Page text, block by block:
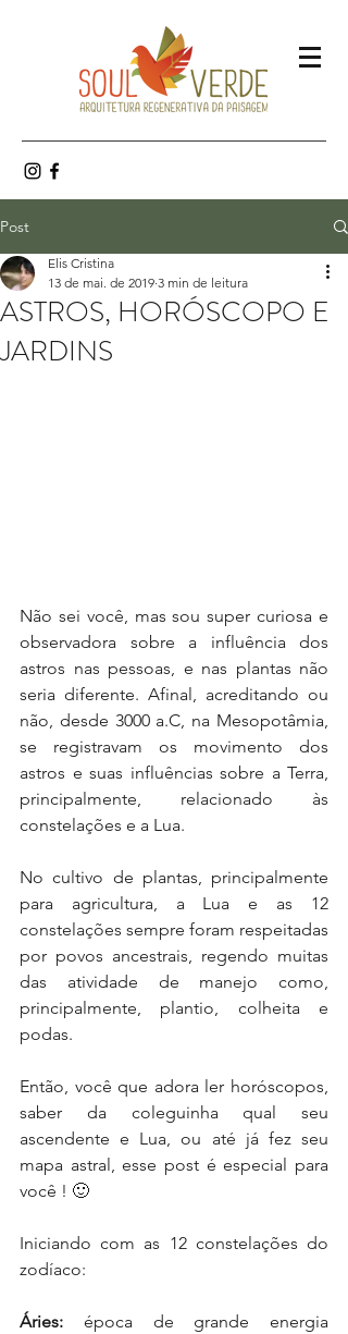
Post
ASTROS, HORÓSCOPO E
JARDINS
Elis Cristina
13 de mai. de 2019 3 min de leitura
Não sei você, mas sou super curiosa e
observadora sobre a influência dos
astros nas pessoas, e nas plantas não
seria diferente. Afinal, acreditando ou
não, desde 3000 a.C, na Mesopotâmia,
se registravam os movimento dos
astros e suas influências sobre a Terra,
principalmente, relacionado às
constelações e a Lua.
No cultivo de plantas, principalmente
para agricultura, a Lua e as 12
constelações sempre foram respeitadas
por povos ancestrais, regendo muitas
das atividade de manejo como,
principalmente, plantio, colheita e
podas.
Então, você que adora ler horóscopos,
saber da coleguinha qual seu
ascendente e Lua, ou até já fez seu
mapa astral, esse post é especial para
você ! 🙂
Iniciando com as 12 constelações do
zodíaco:
Áries: época de grande energia